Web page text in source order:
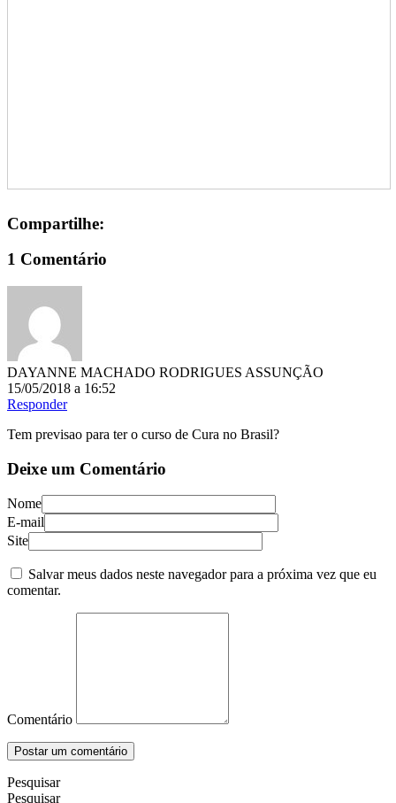
Compartilhe:
1 Comentário
DAYANNE MACHADO RODRIGUES ASSUNÇÃO
15/05/2018 a 16:52
Responder
Tem previsao para ter o curso de Cura no Brasil?
Deixe um Comentário
Nome
E-mail
Site
Salvar meus dados neste navegador para a próxima vez que eu
comentar.
Comentário
Pesquisar
Pesquisar